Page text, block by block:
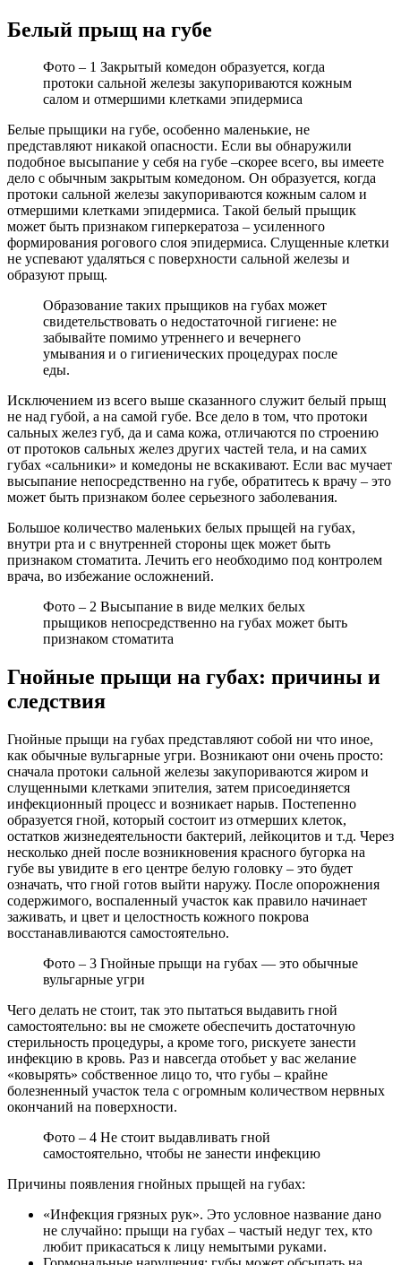
Белый прыщ на губе
Фото – 1 Закрытый комедон образуется, когда
протоки сальной железы закупориваются кожным
салом и отмершими клетками эпидермиса
Белые прыщики на губе, особенно маленькие, не
представляют никакой опасности. Если вы обнаружили
подобное высыпание у себя на губе –скорее всего, вы имеете
дело с обычным закрытым комедоном. Он образуется, когда
протоки сальной железы закупориваются кожным салом и
отмершими клетками эпидермиса. Такой белый прыщик
может быть признаком гиперкератоза – усиленного
формирования рогового слоя эпидермиса. Слущенные клетки
не успевают удаляться с поверхности сальной железы и
образуют прыщ.
Образование таких прыщиков на губах может
свидетельствовать о недостаточной гигиене: не
забывайте помимо утреннего и вечернего
умывания и о гигиенических процедурах после
еды.
Исключением из всего выше сказанного служит белый прыщ
не над губой, а на самой губе. Все дело в том, что протоки
сальных желез губ, да и сама кожа, отличаются по строению
от протоков сальных желез других частей тела, и на самих
губах «сальники» и комедоны не вскакивают. Если вас мучает
высыпание непосредственно на губе, обратитесь к врачу – это
может быть признаком более серьезного заболевания.
Большое количество маленьких белых прыщей на губах,
внутри рта и с внутренней стороны щек может быть
признаком стоматита. Лечить его необходимо под контролем
врача, во избежание осложнений.
Фото – 2 Высыпание в виде мелких белых
прыщиков непосредственно на губах может быть
признаком стоматита
Гнойные прыщи на губах: причины и
следствия
Гнойные прыщи на губах представляют собой ни что иное,
как обычные вульгарные угри. Возникают они очень просто:
сначала протоки сальной железы закупориваются жиром и
слущенными клетками эпителия, затем присоединяется
инфекционный процесс и возникает нарыв. Постепенно
образуется гной, который состоит из отмерших клеток,
остатков жизнедеятельности бактерий, лейкоцитов и т.д. Через
несколько дней после возникновения красного бугорка на
губе вы увидите в его центре белую головку – это будет
означать, что гной готов выйти наружу. После опорожнения
содержимого, воспаленный участок как правило начинает
заживать, и цвет и целостность кожного покрова
восстанавливаются самостоятельно.
Фото – 3 Гнойные прыщи на губах — это обычные
вульгарные угри
Чего делать не стоит, так это пытаться выдавить гной
самостоятельно: вы не сможете обеспечить достаточную
стерильность процедуры, а кроме того, рискуете занести
инфекцию в кровь. Раз и навсегда отобьет у вас желание
«ковырять» собственное лицо то, что губы – крайне
болезненный участок тела с огромным количеством нервных
окончаний на поверхности.
Фото – 4 Не стоит выдавливать гной
самостоятельно, чтобы не занести инфекцию
Причины появления гнойных прыщей на губах:
«Инфекция грязных рук». Это условное название дано
не случайно: прыщи на губах – частый недуг тех, кто
любит прикасаться к лицу немытыми руками.